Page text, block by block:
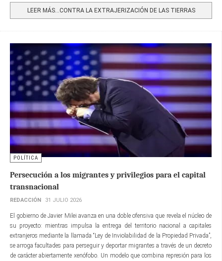
LEER MÁS…CONTRA LA EXTRAJERIZACIÓN DE LAS TIERRAS
POLÍTICA
Persecución a los migrantes y privilegios para el capital
transnacional
REDACCIÓN 31 JULIO 2026
El gobierno de Javier Milei avanza en una doble ofensiva que revela el núcleo de
su proyecto: mientras impulsa la entrega del territorio nacional a capitales
extranjeros mediante la llamada “Ley de Inviolabilidad de la Propiedad Privada”,
se arroga facultades para perseguir y deportar migrantes a través de un decreto
de carácter abiertamente xenófobo. Un modelo que combina represión para los